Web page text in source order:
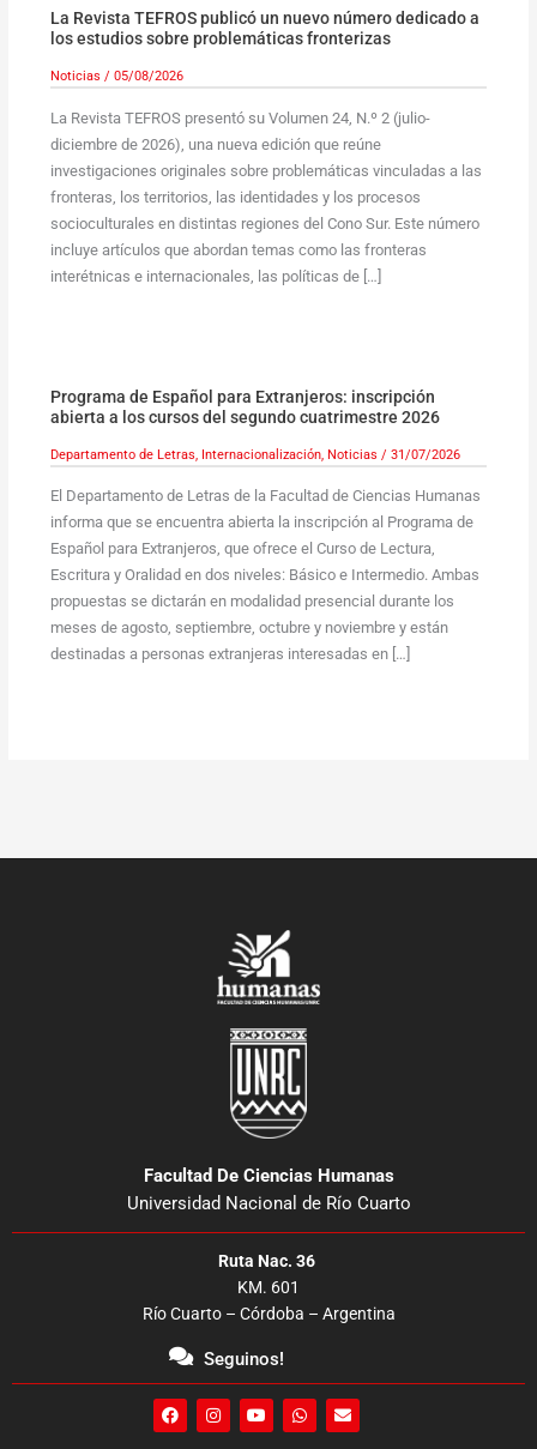
La Revista TEFROS publicó un nuevo número dedicado a
los estudios sobre problemáticas fronterizas
Noticias / 05/08/2026
La Revista TEFROS presentó su Volumen 24, N.º 2 (julio-
diciembre de 2026), una nueva edición que reúne
investigaciones originales sobre problemáticas vinculadas a las
fronteras, los territorios, las identidades y los procesos
socioculturales en distintas regiones del Cono Sur. Este número
incluye artículos que abordan temas como las fronteras
interétnicas e internacionales, las políticas de […]
Programa de Español para Extranjeros: inscripción
abierta a los cursos del segundo cuatrimestre 2026
Departamento de Letras Internacionalización, Noticias / 31/07/2026
El Departamento de Letras de la Facultad de Ciencias Humanas
informa que se encuentra abierta la inscripción al Programa de
Español para Extranjeros, que ofrece el Curso de Lectura,
Escritura y Oralidad en dos niveles: Básico e Intermedio. Ambas
propuestas se dictarán en modalidad presencial durante los
meses de agosto, septiembre, octubre y noviembre y están
destinadas a personas extranjeras interesadas en […]
Facultad De Ciencias Humanas
Universidad Nacional de Río Cuarto
Ruta Nac. 36
KM. 601
Río Cuarto – Córdoba – Argentina
Seguinos!
F
a
I
n
Y
o
W
h
E
n